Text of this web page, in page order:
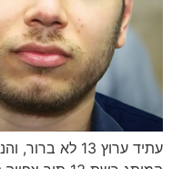
עתיד ערוץ 13